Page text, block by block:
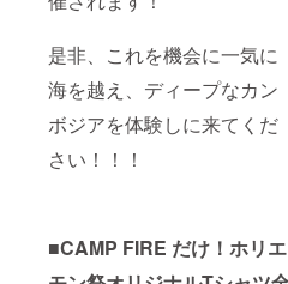
是非、これを機会に一気に
海を越え、ディープなカン
ボジアを体験しに来てくだ
さい！！！
■CAMP FIRE だけ！ホリエ